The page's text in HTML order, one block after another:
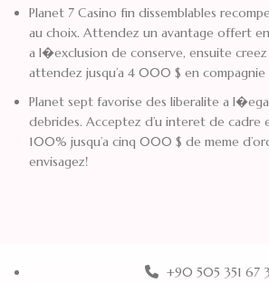
Planet 7 Casino fin dissemblables
au choix. Attendez un avantage offert
a l�exclusion de conserve, ensuite
attendez jusqu’a 4 000 $ en
Planet sept favorise des liberalite a
debrides. Acceptez d’u interet de cadre
100% jusqu’a cinq 000 $ de meme
envisagez!
+90 505 351 67